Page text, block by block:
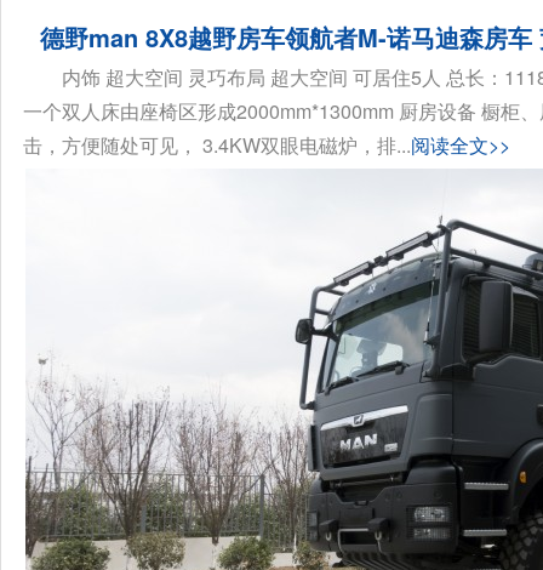
德野man 8X8越野房车领航者M-诺马迪森房车
内饰 超大空间 灵巧布局 超大空间 可居住5人 总长：
一个双人床由座椅区形成2000mm*1300mm 厨房设备 橱柜
击，方便随处可见， 3.4KW双眼电磁炉，排...阅读全文>>